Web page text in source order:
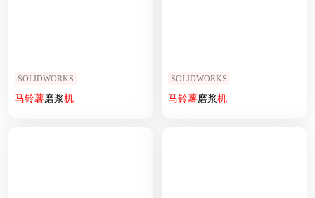
SOLIDWORKS
马铃薯磨浆机
SOLIDWORKS
马铃薯磨浆机